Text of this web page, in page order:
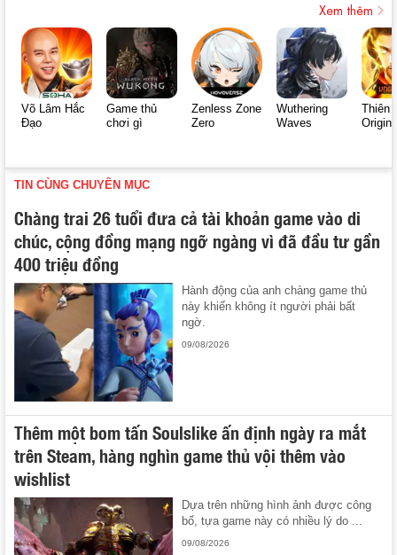
Xem thêm
Võ Lâm Hắc
Đạo
Game thủ
chơi gì
Zenless Zone
Zero
Wuthering
Waves
Thiên
Origin
TIN CÙNG CHUYÊN MỤC
Chàng trai 26 tuổi đưa cả tài khoản game vào di
chúc, cộng đồng mạng ngỡ ngàng vì đã đầu tư gần
400 triệu đồng
Hành động của anh chàng game thủ
này khiến không ít người phải bất
ngờ.
09/08/2026
Thêm một bom tấn Soulslike ấn định ngày ra mắt
trên Steam, hàng nghìn game thủ vội thêm vào
wishlist
Dựa trên những hình ảnh được công
bố, tựa game này có nhiều lý do ...
09/08/2026